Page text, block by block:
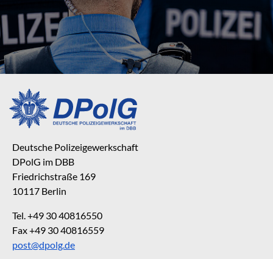
Deutsche Polizeigewerkschaft
DPolG im DBB
Friedrichstraße 169
10117 Berlin
Tel. +49 30 40816550
Fax +49 30 40816559
post@dpolg.de